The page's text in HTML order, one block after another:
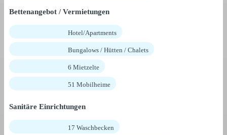
Bettenangebot / Vermietungen
Hotel/Apartments
Bungalows / Hütten / Chalets
6 Mietzelte
51 Mobilheime
Sanitäre Einrichtungen
17 Waschbecken